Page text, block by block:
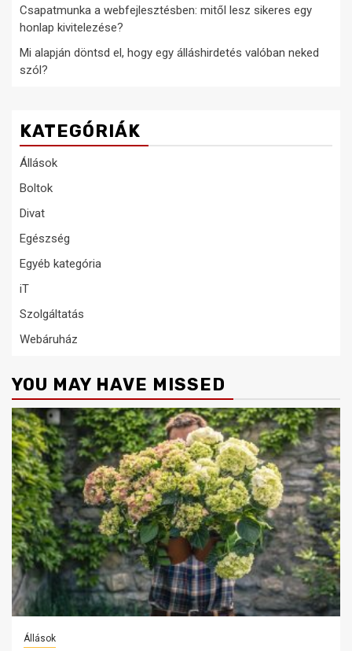
Csapatmunka a webfejlesztésben: mitől lesz sikeres egy
honlap kivitelezése?
Mi alapján döntsd el, hogy egy álláshirdetés valóban neked
szól?
KATEGÓRIÁK
Állások
Boltok
Divat
Egészség
Egyéb kategória
iT
Szolgáltatás
Webáruház
YOU MAY HAVE MISSED
Állások